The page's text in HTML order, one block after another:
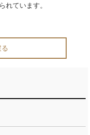
れています。